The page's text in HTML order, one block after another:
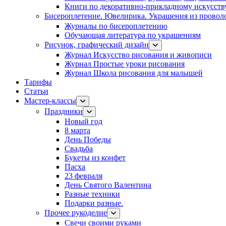
Книги по декоративно-прикладному
Бисероплетение. Ювелирика. Украшения из
Журналы по бисероплетению
Обучающая литература по украшениям
Рисунок, графический дизайн
Журнал Искусство рисования и живописи
Журнал Простые уроки рисования
Журнал Школа рисования для малышей
Тарифы
Статьи
Мастер-классы
Праздники
Новый год
8 марта
День Победы
Свадьба
Букеты из конфет
Пасха
23 февраля
День Святого Валентина
Разные техники
Подарки разные.
Прочее рукоделие
Свечи своими руками